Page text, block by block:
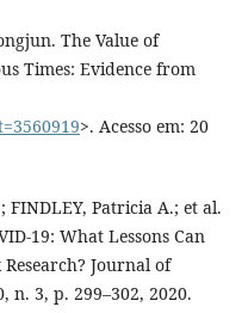
The Value of
Times: Evidence from
>. Acesso em: 20
FINDLEY, Patricia A.; et al.
19: What Lessons Can
Journal of
n. 3, p. 299–302, 2020.